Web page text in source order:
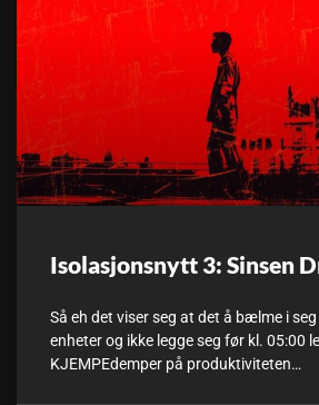
Isolasjonsnytt 3: Sinsen
Så eh det viser seg at det å bælme i
enheter og ikke legge seg før kl. 05:00
KJEMPEdemper på produktiviteten…